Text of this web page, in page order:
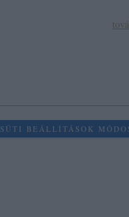
SÜTI BEÁLLÍTÁSOK